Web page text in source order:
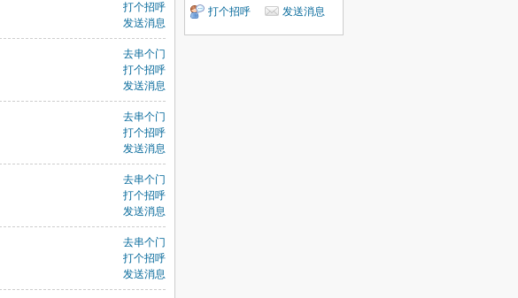
打个招呼
发送消息
去串个门
打个招呼
发送消息
去串个门
打个招呼
发送消息
去串个门
打个招呼
发送消息
去串个门
打个招呼
发送消息
打个招呼
发送消息